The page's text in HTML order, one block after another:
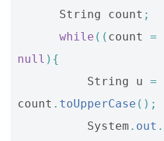
String count ;
while (( count =
null ){
String
u =
count . toUpperCase ();
System . out .